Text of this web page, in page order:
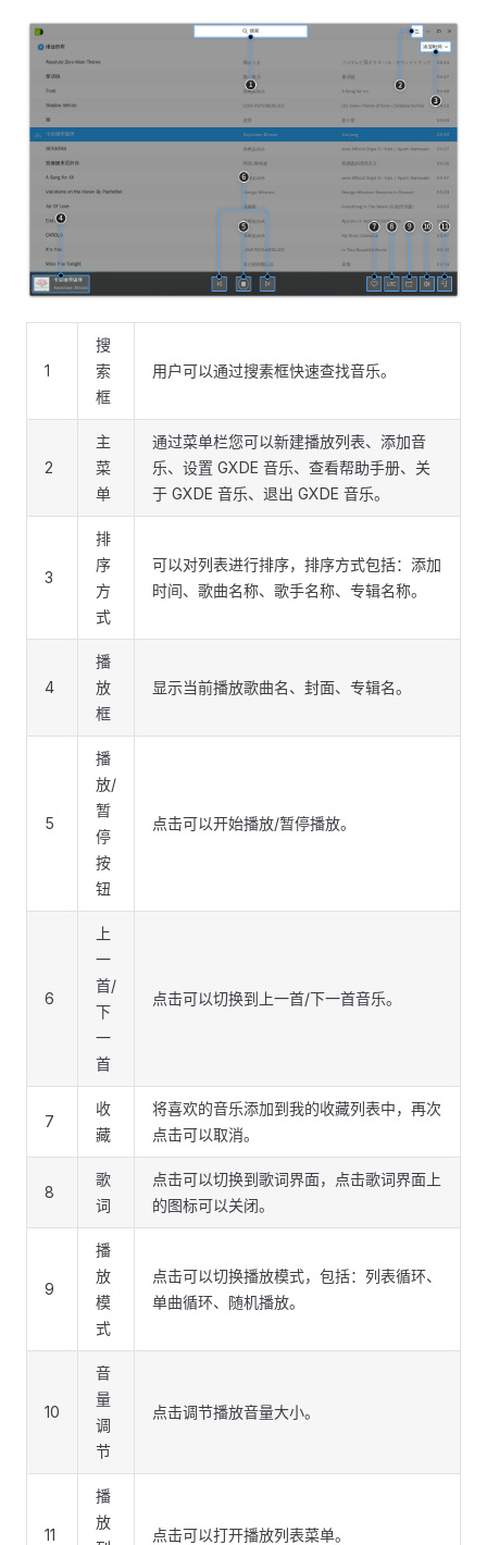
1
搜
索
框
用户可以通过搜素框快速查找音乐。
2
主
菜
单
通过菜单栏您可以新建播放列表、添加音
乐、设置 GXDE 音乐、查看帮助手册、关
于 GXDE 音乐、退出 GXDE 音乐。
3
排
序
方
式
可以对列表进行排序，排序方式包括：添加
时间、歌曲名称、歌手名称、专辑名称。
4
播
放
框
显示当前播放歌曲名、封面、专辑名。
5
播
放/
暂
停
按
钮
点击可以开始播放/暂停播放。
6
上
一
首/
下
一
首
点击可以切换到上一首/下一首音乐。
7
收
藏
将喜欢的音乐添加到我的收藏列表中，再次
点击可以取消。
8
歌
词
点击可以切换到歌词界面，点击歌词界面上
的图标可以关闭。
9
播
放
模
式
点击可以切换播放模式，包括：列表循环、
单曲循环、随机播放。
10
音
量
调
节
点击调节播放音量大小。
11
播
放
点击可以打开播放列表菜单。